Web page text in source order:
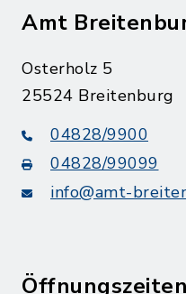
Amt
Osterholz 5
25524 Breitenburg
04828/9900
04828/99099
info@amt-
Öffnungszeiten